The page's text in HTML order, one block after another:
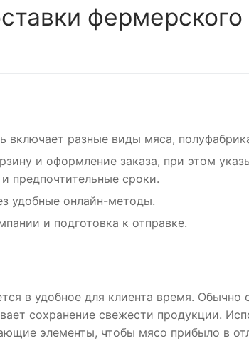
включает разные виды мяса,
и оформление заказа, при этом
предпочтительные сроки.
удобные онлайн-методы.
и подготовка к отправке.
в удобное для клиента время. Обычно
сохранение свежести продукции.
элементы, чтобы мясо прибыло в